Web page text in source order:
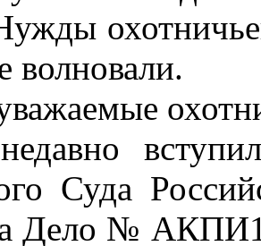
волновали.
Суда
Дело №